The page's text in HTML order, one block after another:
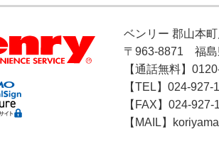
ベンリー 郡山本
〒963-8871 福島
【通話無料】
【TEL】024-927-
【FAX】024-927-
【MAIL】